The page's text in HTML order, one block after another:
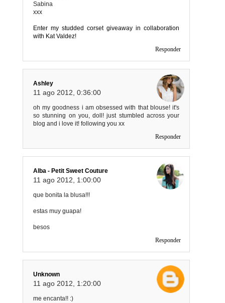
Sabina
xxx
Enter my studded corset giveaway in collaboration
with Kat Valdez!
Responder
Ashley
11 ago 2012, 0:36:00
oh my goodness i am obsessed with that blouse! it's
so stunning on you, doll! just stumbled across your
blog and i love it! following you xx
Responder
Alba - Petit Sweet Couture
11 ago 2012, 1:00:00
que bonita la blusa!!!
estas muy guapa!
besos
Responder
Unknown
11 ago 2012, 1:20:00
me encanta!! :)